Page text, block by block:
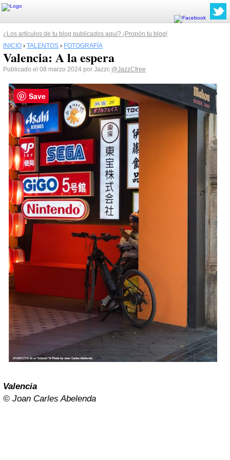
¿Los artículos de tu blog publicados aquí? ¡Propón tu blog!
INICIO › TALENTOS › FOTOGRAFÍA
Valencia: A la espera
Publicado el 08 marzo 2024 por Jazzc @JazzCfree
Valencia
© Joan Carles Abelenda
Save